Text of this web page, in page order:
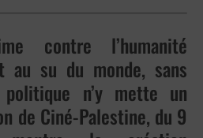
contre l’humanité
au su du monde, sans
politique n’y mette un
de Ciné-Palestine, du 9